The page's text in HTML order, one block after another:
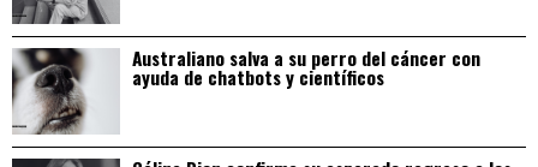
Australiano salva a su perro del cáncer con
ayuda de chatbots y científicos